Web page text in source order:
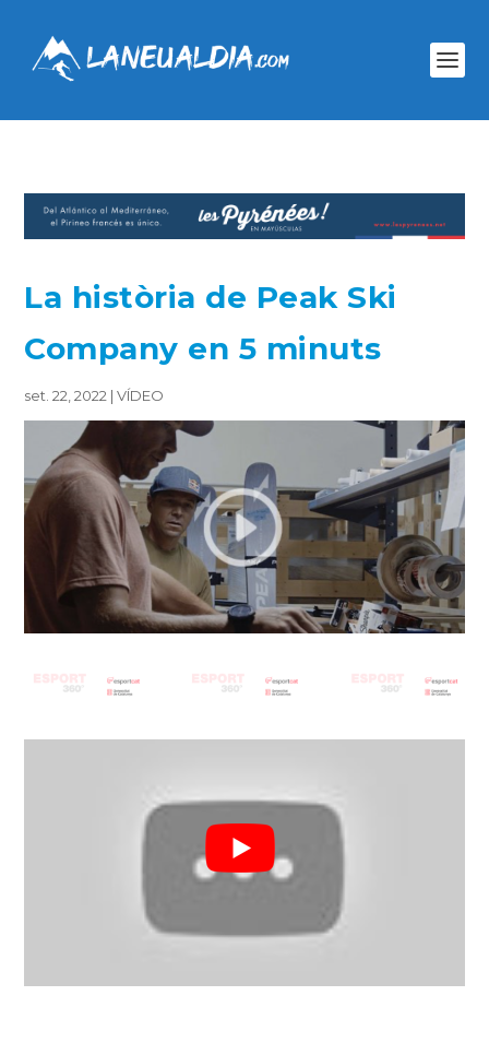
La història de Peak Ski
Company en 5 minuts
set. 22, 2022 |VÍDEO